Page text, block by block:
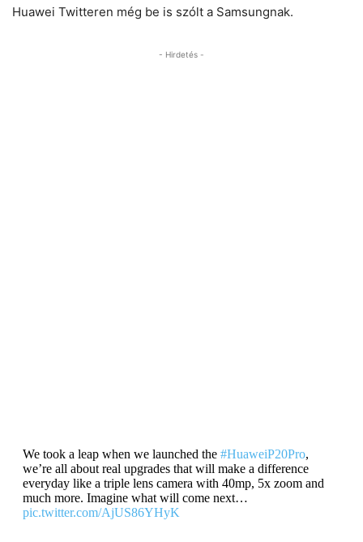
Huawei Twitteren még be is szólt a Samsungnak.
- Hirdetés -
We took a leap when we launched the #HuaweiP20Pro,
we’re all about real upgrades that will make a difference
everyday like a triple lens camera with 40mp, 5x zoom and
much more. Imagine what will come next…
pic.twitter.com/AjUS86YHyK